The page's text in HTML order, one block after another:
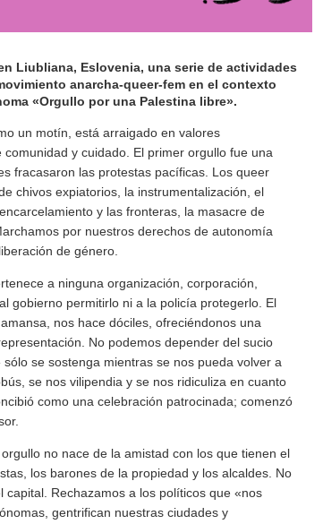
Liubliana, Eslovenia, una serie de actividades
anarcha-queer-fem en el contexto
«Orgullo por una Palestina libre».
un motín, está arraigado en valores
y cuidado. El primer orgullo fue una
fracasaron las protestas pacíficas. Los queer
chivos expiatorios, la instrumentalización, el
y las fronteras, la masacre de
por nuestros derechos de autonomía
de género.
a ninguna organización, corporación,
gobierno permitirlo ni a la policía protegerlo. El
nos hace dóciles, ofreciéndonos una
No podemos depender del sucio
se sostenga mientras se nos pueda volver a
se nos vilipendia y se nos ridiculiza en cuanto
como una celebración patrocinada; comenzó
no nace de la amistad con los que tienen el
los barones de la propiedad y los alcaldes. No
Rechazamos a los políticos que «nos
gentrifican nuestras ciudades y